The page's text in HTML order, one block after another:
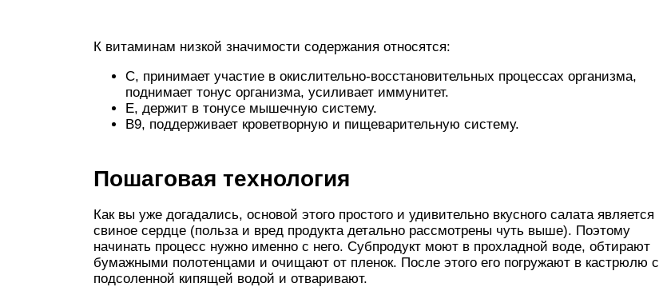
К витаминам низкой значимости содержания относятся:
C, принимает участие в окислительно-восстановительных процессах организма,
поднимает тонус организма, усиливает иммунитет.
E, держит в тонусе мышечную систему.
B9, поддерживает кроветворную и пищеварительную систему.
Пошаговая технология
Как вы уже догадались, основой этого простого и удивительно вкусного салата является
свиное сердце (польза и вред продукта детально рассмотрены чуть выше). Поэтому
начинать процесс нужно именно с него. Субпродукт моют в прохладной воде, обтирают
бумажными полотенцами и очищают от пленок. После этого его погружают в кастрюлю с
подсоленной кипящей водой и отваривают.